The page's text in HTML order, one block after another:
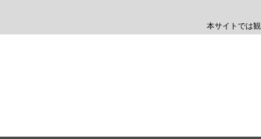
本サイトでは